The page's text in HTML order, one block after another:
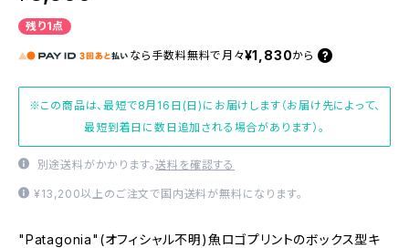
残り1点
なら 手数料無料で 月々¥1,830から
※この商品は、最短で8月16日(日)にお届けします（お届け先によって、
最短到着日に数日追加される場合があります）。
別途送料がかかります。送料を確認する
¥13,200以上のご注文で国内送料が無料になります。
"Patagonia"(オフィシャル不明)魚ロゴプリントのボックス型キ